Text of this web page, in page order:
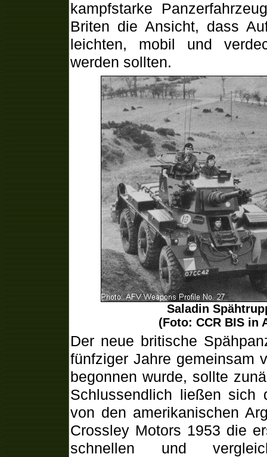
kampfstarke
Briten die Ansicht, dass
leichten, mobil und
werden sollten.
Saladin
(Foto: CCR BIS in
Der neue britische
fünfziger Jahre gemeinsam
begonnen wurde, sollte
Schlussendlich ließen sich
von den amerikanischen
Crossley Motors 1953 die
schnellen und